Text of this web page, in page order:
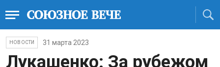
НОВОСТИ 31 марта 2023
Лукашенко: За рубежом